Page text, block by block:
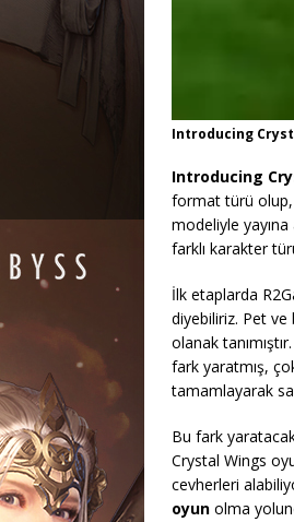
Introducing
Introducing
format türü olup,
modeliyle yayına
farklı karakter
İlk etaplarda
diyebiliriz. Pet ve
olanak
fark yaratmış,
tamamlayarak
Bu fark
Crystal Wings
cevherleri
oyun olma